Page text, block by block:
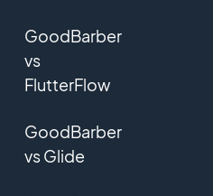
GoodBarber
vs
FlutterFlow
GoodBarber
vs Glide